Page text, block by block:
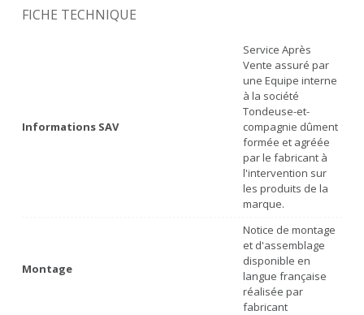
FICHE TECHNIQUE
Informations SAV
Service Après
Vente assuré par
une Equipe interne
à la société
Tondeuse-et-
compagnie dûment
formée et agréée
par le fabricant à
l'intervention sur
les produits de la
marque.
Montage
Notice de montage
et d'assemblage
disponible en
langue française
réalisée par
fabricant